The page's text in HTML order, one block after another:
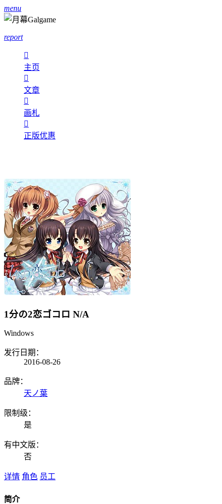
menu
report

主页

文章

画札

正版优惠
1分の2恋ゴコロ N/A
Windows
发行日期：
2016-08-26
品牌：
天ノ葉
限制级：
是
有中文版：
否
详情 角色 员工
简介